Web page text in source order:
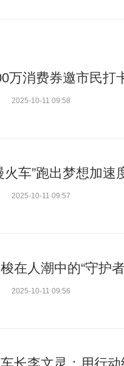
万消费券邀市民打
2025-10-11 09:58
火车”跑出梦想加速
2025-10-11 09:57
在人潮中的“守护
2025-10-11 09:56